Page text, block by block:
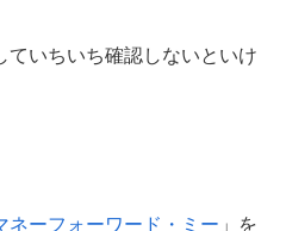
ていちいち確認しないといけ
ネーフォーワード・ミー 」を